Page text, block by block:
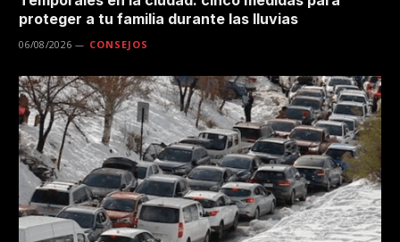
proteger a tu familia durante las lluvias
06/08/2026 CONSEJOS